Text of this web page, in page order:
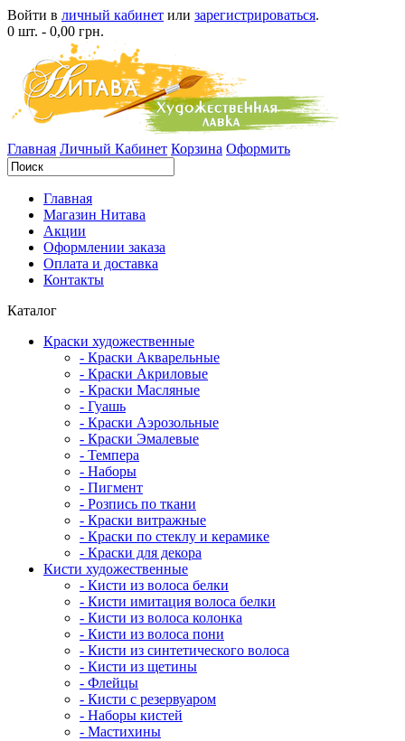
Войти в личный кабинет или зарегистрироваться.
0 шт. - 0,00 грн.
Главная Личный Кабинет Корзина Оформить
Главная
Магазин Нитава
Акции
Оформлении заказа
Оплата и доставка
Контакты
Каталог
Краски художественные
- Краски Акварельные
- Краски Акриловые
- Краски Масляные
- Гуашь
- Краски Аэрозольные
- Краски Эмалевые
- Темпера
- Наборы
- Пигмент
- Розпись по ткани
- Краски витражные
- Краски по стеклу и керамике
- Краски для декора
Кисти художественные
- Кисти из волоса белки
- Кисти имитация волоса белки
- Кисти из волоса колонка
- Кисти из волоса пони
- Кисти из синтетического волоса
- Кисти из щетины
- Флейцы
- Кисти с резервуаром
- Наборы кистей
- Мастихины